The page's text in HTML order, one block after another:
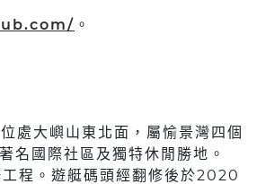
。
大嶼山東北面，屬愉景灣四個
名國際社區及獨特休閒勝地。
程。遊艇碼頭經翻修後於2020